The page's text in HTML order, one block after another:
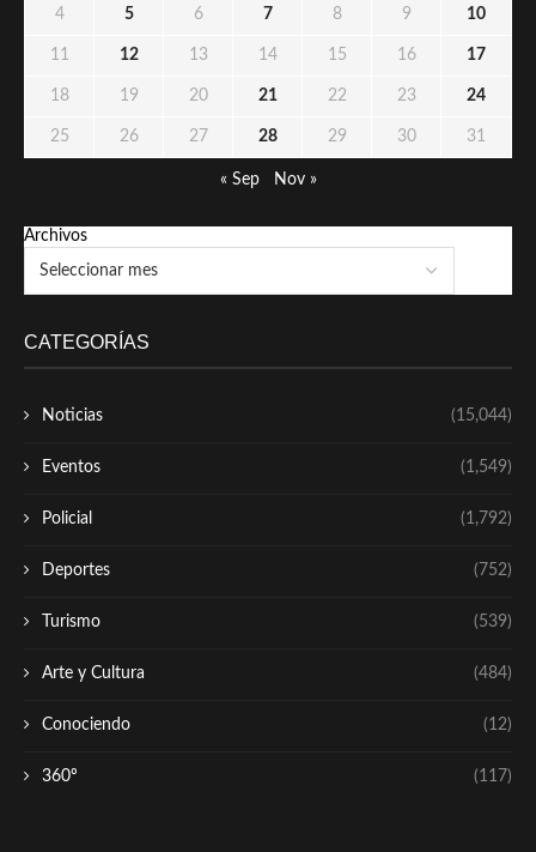
4 5 6 7 8 9 10
11 12 13 14 15 16 17
18 19 20 21 22 23 24
25 26 27 28 29 30 31
« Sep Nov »
Archivos
CATEGORÍAS
Noticias (15,044)
Eventos (1,549)
Policial (1,792)
Deportes (752)
Turismo (539)
Arte y Cultura (484)
Conociendo (12)
360º (117)